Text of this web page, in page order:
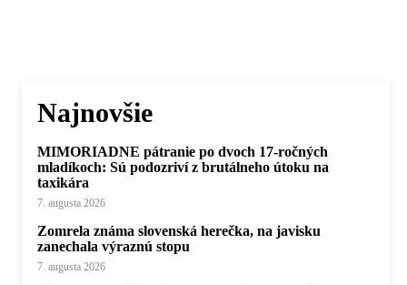
Najnovšie
MIMORIADNE pátranie po dvoch 17-ročných
mladíkoch: Sú podozriví z brutálneho útoku na
taxikára
7. augusta 2026
Zomrela známa slovenská herečka, na javisku
zanechala výraznú stopu
7. augusta 2026